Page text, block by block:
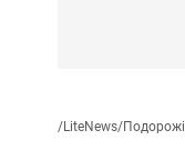
/LiteNews/Подорожі